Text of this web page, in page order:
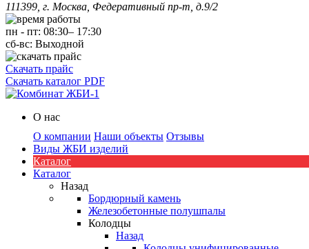
111399, г. Москва, Федеративный пр-т, д.9/2
пн - пт: 08:30– 17:30
сб-вс: Выходной
Скачать прайс
Скачать каталог PDF
О нас
О компании Наши объекты Отзывы
Виды ЖБИ изделий
Каталог
Каталог
Назад
Бордюрный камень
Железобетонные полушпалы
Колодцы
Назад